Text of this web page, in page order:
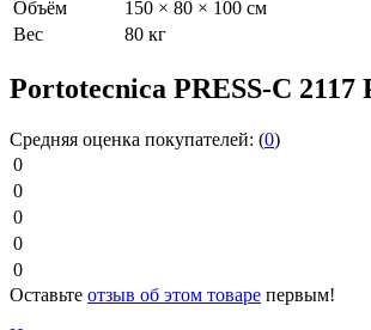
Объём
150 × 80 × 100 см
Вес
80 кг
Portotecnica PRESS-C 2117
Средняя оценка покупателей: (0)
0
0
0
0
0
Оставьте отзыв об этом товаре первым!